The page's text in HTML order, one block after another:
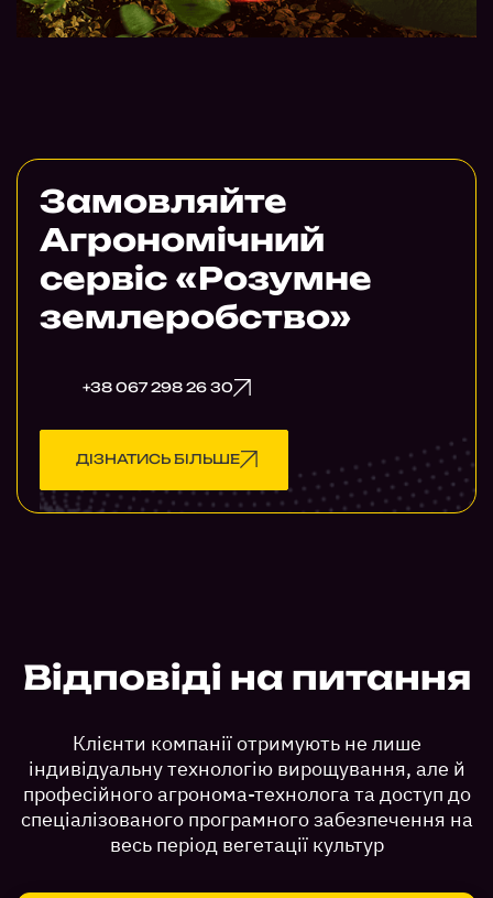
Замовляйте
Агрономічний
сервіс «Розумне
землеробство»
+38 067 298 26 30
ДІЗНАТИСЬ БІЛЬШЕ
Відповіді на питання
Клієнти компанії отримують не лише
індивідуальну технологію вирощування, але й
професійного агронома-технолога та доступ до
спеціалізованого програмного забезпечення на
весь період вегетації культур